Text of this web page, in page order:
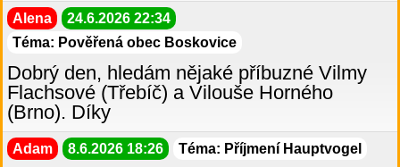
Alena
24.6.2026 22:34
Téma: Pověřená obec Boskovice
Dobrý den, hledám nějaké příbuzné Vilmy
Flachsové (Třebíč) a Vilouše Horného
(Brno). Díky
Adam 8.6.2026 18:26 Téma: Příjmení Hauptvogel